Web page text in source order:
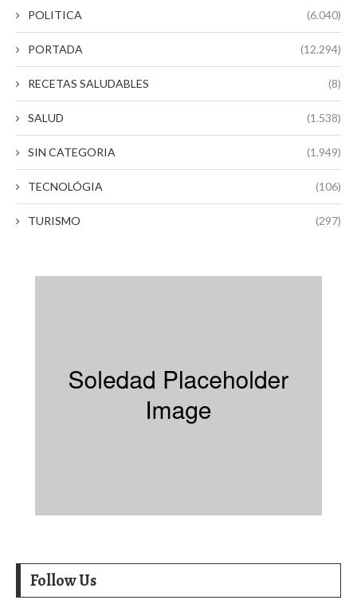
POLITICA (6.040)
PORTADA (12.294)
RECETAS SALUDABLES (8)
SALUD (1.538)
SIN CATEGORIA (1.949)
TECNOLÓGIA (106)
TURISMO (297)
Follow Us